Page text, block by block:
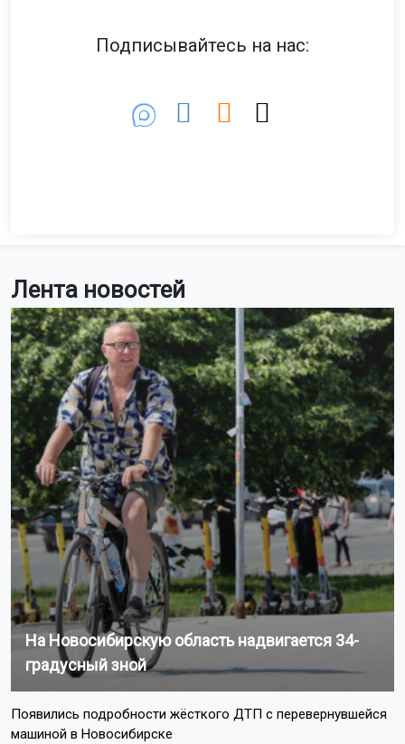
Лента новостей
На Новосибирскую область надвигается 34-
градусный зной
Появились подробности жёсткого ДТП с перевернувшейся
машиной в Новосибирске
Подписывайтесь на нас: